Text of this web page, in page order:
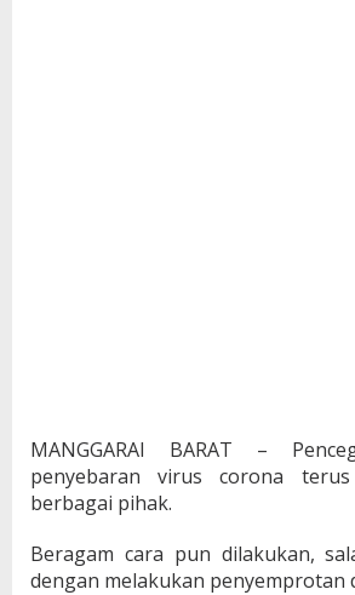
MANGGARAI BARAT –
penyebaran virus corona
berbagai pihak.
Beragam cara pun dilakukan,
dengan melakukan penyemprotan